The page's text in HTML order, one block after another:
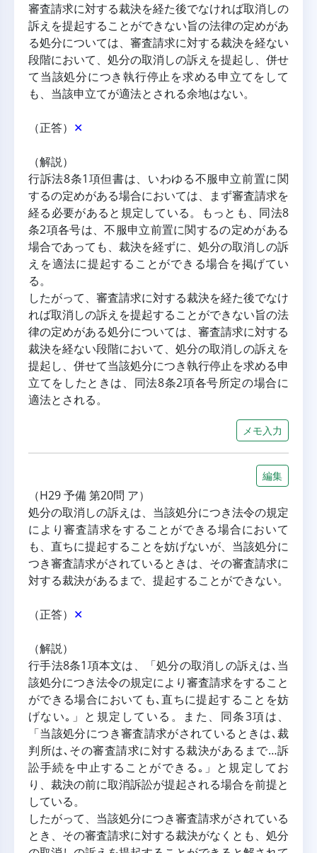
審査請求に対する裁決を経た後でなければ取消しの
訴えを提起することができない旨の法律の定めがあ
る処分については、審査請求に対する裁決を経ない
段階において、処分の取消しの訴えを提起し、併せ
て当該処分につき執行停止を求める申立てをして
も、当該申立てが適法とされる余地はない。
（正答） ✕
（解説）
行訴法8条1項但書は、いわゆる不服申立前置に関
するの定めがある場合においては、まず審査請求を
経る必要があると規定している。もっとも、同法8
条2項各号は、不服申立前置に関するの定めがある
場合であっても、裁決を経ずに、処分の取消しの訴
えを適法に提起することができる場合を掲げてい
る。
したがって、審査請求に対する裁決を経た後でなけ
れば取消しの訴えを提起することができない旨の法
律の定めがある処分については、審査請求に対する
裁決を経ない段階において、処分の取消しの訴えを
提起し、併せて当該処分につき執行停止を求める申
立てをしたときは、同法8条2項各号所定の場合に
適法とされる。
メモ入力
編集
（H29 予備 第20問 ア）
処分の取消しの訴えは、当該処分につき法令の規定
により審査請求をすることができる場合において
も、直ちに提起することを妨げないが、当該処分に
つき審査請求がされているときは、その審査請求に
対する裁決があるまで、提起することができない。
（正答） ✕
（解説）
行手法8条1項本文は、「処分の取消しの訴えは､当
該処分につき法令の規定により審査請求をすること
ができる場合においても､直ちに提起することを妨
げない｡」と規定している。また、同条3項は、
「当該処分につき審査請求がされているときは､裁
判所は､その審査請求に対する裁決があるまで…訴
訟手続を中止することができる｡」と規定してお
り、裁決の前に取消訴訟が提起される場合を前提と
している。
したがって、当該処分につき審査請求がされている
とき、その審査請求に対する裁決がなくとも、処分